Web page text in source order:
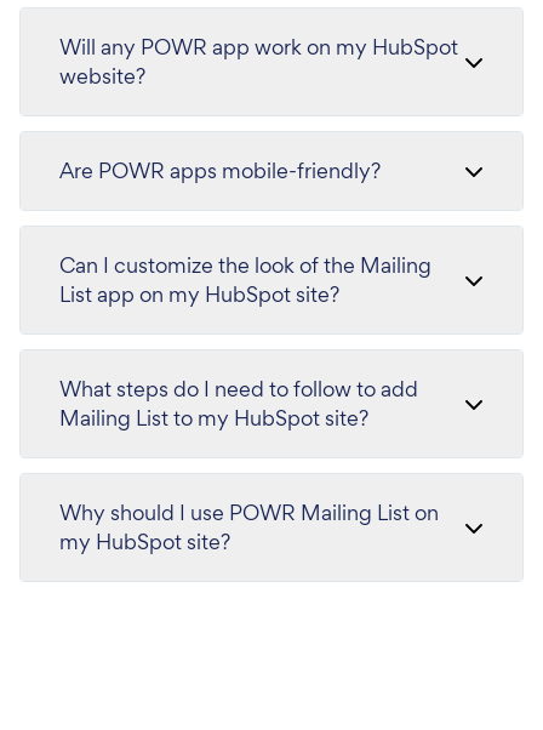
Will any POWR app work on my HubSpot
website?
Are POWR apps mobile-friendly?
Can I customize the look of the Mailing
List app on my HubSpot site?
What steps do I need to follow to add
Mailing List to my HubSpot site?
Why should I use POWR Mailing List on
my HubSpot site?